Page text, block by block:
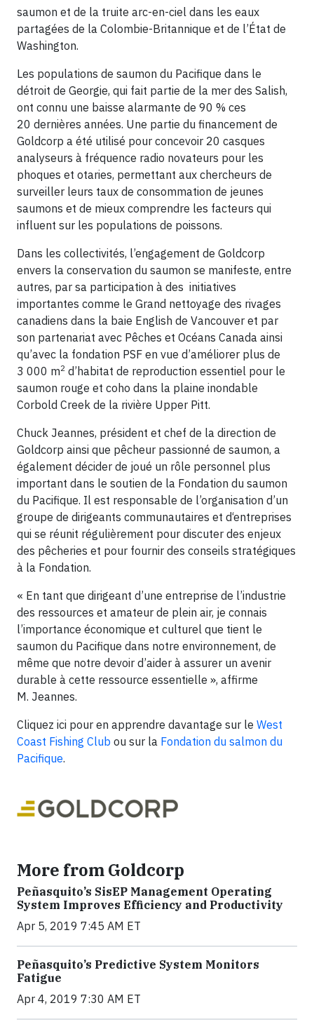
saumon et de la truite arc-en-ciel dans les eaux
partagées de la Colombie-Britannique et de l’État de
Washington.
Les populations de saumon du Pacifique dans le
détroit de Georgie, qui fait partie de la mer des Salish,
ont connu une baisse alarmante de 90 % ces
20 dernières années. Une partie du financement de
Goldcorp a été utilisé pour concevoir 20 casques
analyseurs à fréquence radio novateurs pour les
phoques et otaries, permettant aux chercheurs de
surveiller leurs taux de consommation de jeunes
saumons et de mieux comprendre les facteurs qui
influent sur les populations de poissons.
Dans les collectivités, l’engagement de Goldcorp
envers la conservation du saumon se manifeste, entre
autres, par sa participation à des initiatives
importantes comme le Grand nettoyage des rivages
canadiens dans la baie English de Vancouver et par
son partenariat avec Pêches et Océans Canada ainsi
qu’avec la fondation PSF en vue d’améliorer plus de
3 000 m2 d’habitat de reproduction essentiel pour le
saumon rouge et coho dans la plaine inondable
Corbold Creek de la rivière Upper Pitt.
Chuck Jeannes, président et chef de la direction de
Goldcorp ainsi que pêcheur passionné de saumon, a
également décider de joué un rôle personnel plus
important dans le soutien de la Fondation du saumon
du Pacifique. Il est responsable de l’organisation d’un
groupe de dirigeants communautaires et d‘entreprises
qui se réunit régulièrement pour discuter des enjeux
des pêcheries et pour fournir des conseils stratégiques
à la Fondation.
« En tant que dirigeant d’une entreprise de l’industrie
des ressources et amateur de plein air, je connais
l’importance économique et culturel que tient le
saumon du Pacifique dans notre environnement, de
même que notre devoir d’aider à assurer un avenir
durable à cette ressource essentielle », affirme
M. Jeannes.
Cliquez ici pour en apprendre davantage sur le West
Coast Fishing Club ou sur la Fondation du salmon du
Pacifique.
More from Goldcorp
Peñasquito’s SisEP Management Operating
System Improves Efficiency and Productivity
Apr 5, 2019 7:45 AM ET
Peñasquito’s Predictive System Monitors
Fatigue
Apr 4, 2019 7:30 AM ET